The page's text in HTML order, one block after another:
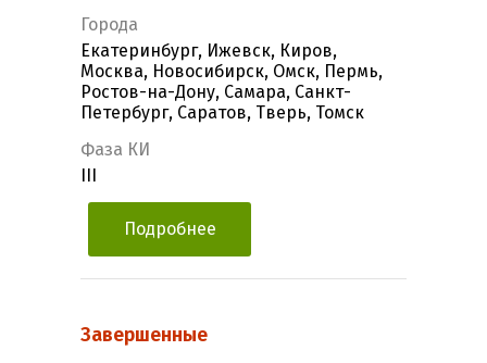
Города
Екатеринбург, Ижевск, Киров,
Москва, Новосибирск, Омск, Пермь,
Ростов-на-Дону, Самара, Санкт-
Петербург, Саратов, Тверь, Томск
Фаза КИ
Подробнее
Завершенные